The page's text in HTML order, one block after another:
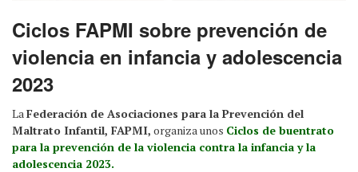
Ciclos FAPMI sobre prevención de
violencia en infancia y adolescencia
2023
La Federación de Asociaciones para la Prevención del
Maltrato Infantil, FAPMI, organiza unos Ciclos de buentrato
para la prevención de la violencia contra la infancia y la
adolescencia 2023.